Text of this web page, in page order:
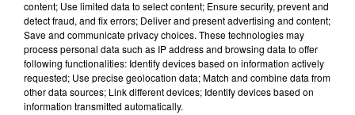
SUR LE MÊME SUJET
content; Use limited data to select content; Ensure security, prevent and
detect fraud, and fix errors; Deliver and present advertising and content;
Save and communicate privacy choices. These technologies may
process personal data such as IP address and browsing data to offer
following functionalities: Identify devices based on information actively
requested; Use precise geolocation data; Match and combine data from
other data sources; Link different devices; Identify devices based on
information transmitted automatically.